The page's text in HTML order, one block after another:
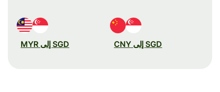
SGD إلى CNY SGD إلى MYR